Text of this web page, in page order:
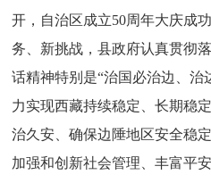
开，自治区成立50周年大庆成
务、新挑战，县政府认真贯彻
话精神特别是“治国必治边、治
力实现西藏持续稳定、长期稳
治久安、确保边陲地区安全稳
加强和创新社会管理、丰富平